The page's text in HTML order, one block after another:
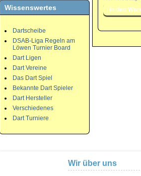
Wissenswertes
Dartscheibe
DSAB-Liga Regeln am
Löwen Turnier Board
Dart Ligen
Dart Vereine
Das Dart Spiel
Bekannte Dart Spieler
Dart Hersteller
Verschiedenes
Dart Turniere
Wir über uns